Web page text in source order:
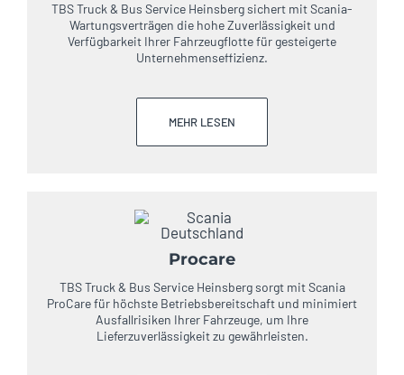
TBS Truck & Bus Service Heinsberg sichert mit Scania-
Wartungsverträgen die hohe Zuverlässigkeit und
Verfügbarkeit Ihrer Fahrzeugflotte für gesteigerte
Unternehmenseffizienz.
MEHR LESEN
Procare
TBS Truck & Bus Service Heinsberg sorgt mit Scania
ProCare für höchste Betriebsbereitschaft und minimiert
Ausfallrisiken Ihrer Fahrzeuge, um Ihre
Lieferzuverlässigkeit zu gewährleisten.